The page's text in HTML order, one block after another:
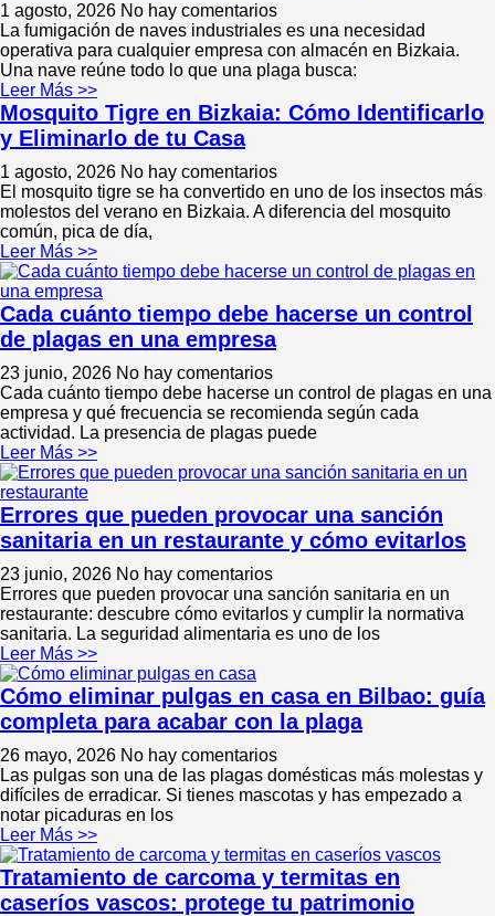
1 agosto, 2026 No hay comentarios
La fumigación de naves industriales es una necesidad
operativa para cualquier empresa con almacén en Bizkaia.
Una nave reúne todo lo que una plaga busca:
Leer Más >>
Mosquito Tigre en Bizkaia: Cómo Identificarlo
y Eliminarlo de tu Casa
1 agosto, 2026 No hay comentarios
El mosquito tigre se ha convertido en uno de los insectos más
molestos del verano en Bizkaia. A diferencia del mosquito
común, pica de día,
Leer Más >>
Cada cuánto tiempo debe hacerse un control
de plagas en una empresa
23 junio, 2026 No hay comentarios
Cada cuánto tiempo debe hacerse un control de plagas en una
empresa y qué frecuencia se recomienda según cada
actividad. La presencia de plagas puede
Leer Más >>
Errores que pueden provocar una sanción
sanitaria en un restaurante y cómo evitarlos
23 junio, 2026 No hay comentarios
Errores que pueden provocar una sanción sanitaria en un
restaurante: descubre cómo evitarlos y cumplir la normativa
sanitaria. La seguridad alimentaria es uno de los
Leer Más >>
Cómo eliminar pulgas en casa en Bilbao: guía
completa para acabar con la plaga
26 mayo, 2026 No hay comentarios
Las pulgas son una de las plagas domésticas más molestas y
difíciles de erradicar. Si tienes mascotas y has empezado a
notar picaduras en los
Leer Más >>
Tratamiento de carcoma y termitas en
caseríos vascos: protege tu patrimonio